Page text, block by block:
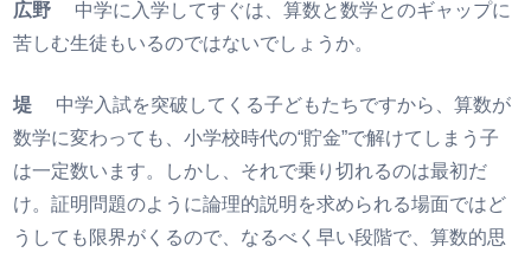
広野
中学に入学してすぐは、算数と数学とのギャップに
苦しむ生徒もいるのではないでしょうか。
堤
中学入試を突破してくる子どもたちですから、算数が
数学に変わっても、小学校時代の“貯金”で解けてしまう子
は一定数います。しかし、それで乗り切れるのは最初だ
け。証明問題のように論理的説明を求められる場面ではど
うしても限界がくるので、なるべく早い段階で、算数的思